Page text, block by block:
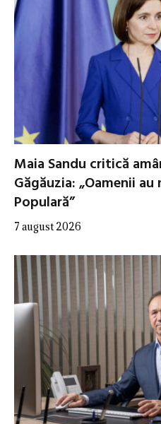
Maia Sandu critică
Găgăuzia: „Oamenii
Populară”
7 august 2026